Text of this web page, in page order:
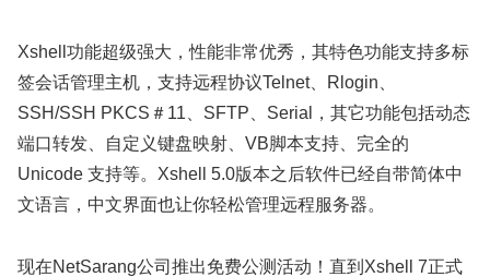
Xshell功能超级强大，性能非常优秀，其特色功能支持多标
签会话管理主机，支持远程协议Telnet、Rlogin、
SSH/SSH PKCS＃11、SFTP、Serial，其它功能包括动态
端口转发、自定义键盘映射、VB脚本支持、完全的
Unicode 支持等。Xshell 5.0版本之后软件已经自带简体中
文语言，中文界面也让你轻松管理远程服务器。
现在NetSarang公司推出免费公测活动！直到Xshell 7正式